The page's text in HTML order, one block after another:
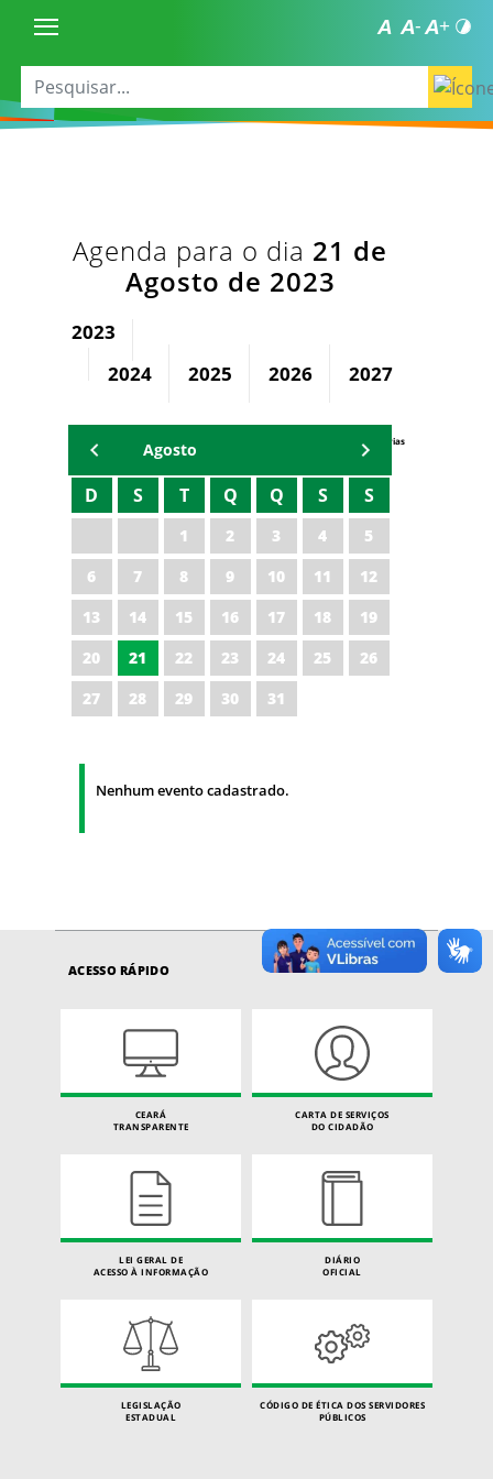
Agenda para o dia 21 de
Agosto de 2023
2023
2024
2025 2026 2027
Agenda Secretárias
Agosto
D S T Q Q S S
1 2 3 4
5
6
7 8 9 10 11
12
13
14 15 16 17 18
19
20
21 22 23 24 25
26
27
28 29 30 31
Nenhum evento cadastrado.
ACESSO RÁPIDO
CEARÁ
TRANSPARENTE
CARTA DE SERVIÇOS
DO CIDADÃO
LEI GERAL DE
ACESSO À INFORMAÇÃO
DIÁRIO
OFICIAL
LEGISLAÇÃO
ESTADUAL
CÓDIGO DE ÉTICA DOS SERVIDORES
PÚBLICOS